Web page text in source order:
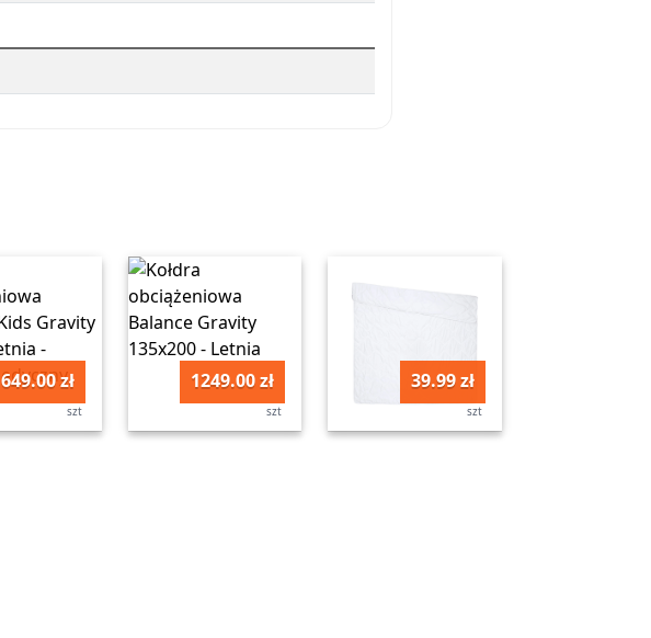
649.00 zł
szt
1249.00 zł
szt
39.99 zł
szt